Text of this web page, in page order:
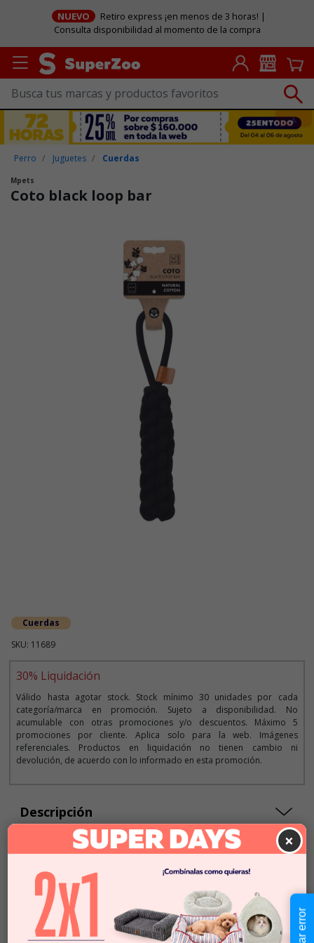
NUEVO
Retiro express ¡en menos de 3 horas! |
Consulta disponibilidad al momento de la compra
Perro Juguetes Cuerdas
Mpets
Coto black loop bar
Cuerdas
SKU: 11689
30% Liquidación
Válido hasta agotar stock. Stock mínimo 30 unidades por cada
categoría/marca en promoción. Sujeto a disponibilidad. No
acumulable con otras promociones y/o descuentos. Máximo 5
promociones por cliente. Aplica solo para la web. Imágenes
referenciales. Productos en liquidación no tienen cambio ni
devolución, de acuerdo con lo informado en esta promoción.
Descripción
Seleccionar Formato
Talla S
×